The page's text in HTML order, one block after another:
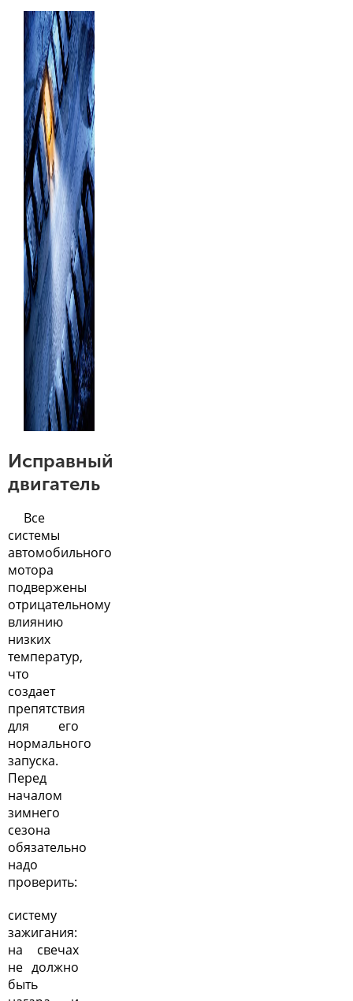
Исправный
двигатель
Все
системы
автомобильного
мотора
подвержены
отрицательному
влиянию
низких
температур,
что
создает
препятствия
для его
нормального
запуска.
Перед
началом
зимнего
сезона
обязательно
надо
проверить:
систему
зажигания:
на свечах
не должно
быть